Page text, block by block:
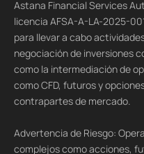
Astana Financial Services
licencia AFSA-A-LA-2025-
para llevar a cabo
negociación de inversiones
como la intermediación de
como CFD, futuros y
contrapartes de mercado.
Advertencia de Riesgo:
complejos como acciones,